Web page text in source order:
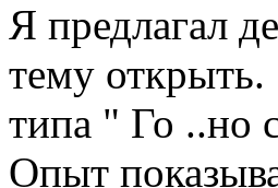
Я предлагал
тему открыть.
типа " Го ..но
Опыт